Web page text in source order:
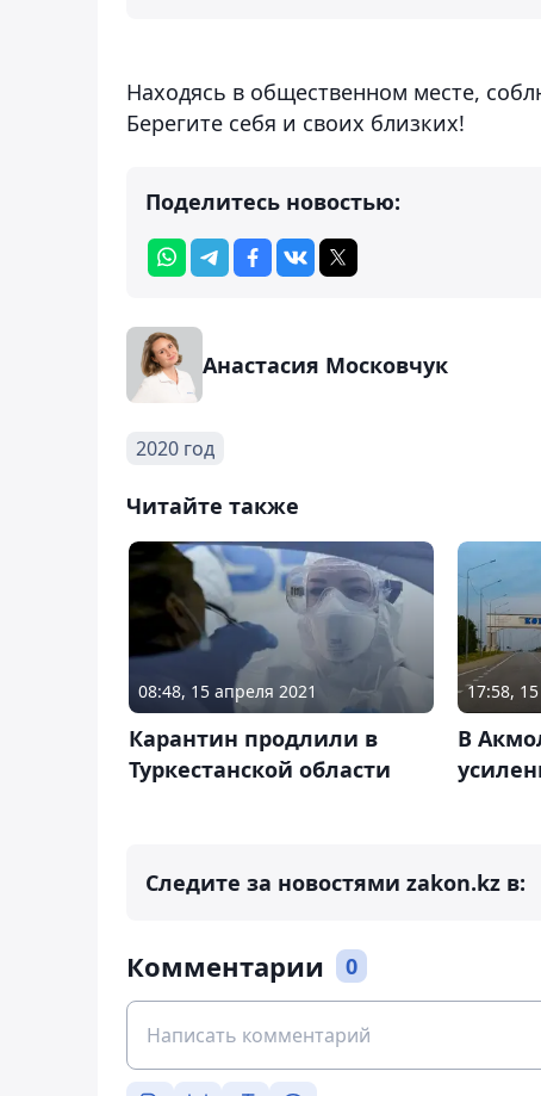
Находясь в общественном месте,
Берегите себя и своих близких!
Поделитесь новостью:
Анастасия Московчук
2020 год
Читайте также
08:48, 15 апреля 2021
Карантин продлили в
Туркестанской области
17:58,
В
Следите за новостями zakon.kz в:
Комментарии 0